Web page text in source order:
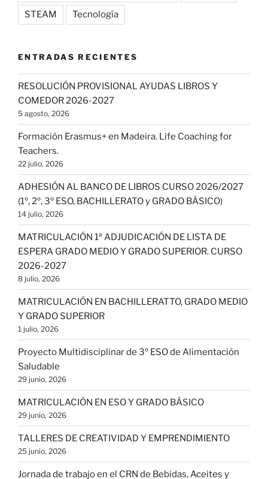
STEAM Tecnología
ENTRADAS RECIENTES
RESOLUCIÓN PROVISIONAL AYUDAS LIBROS Y
COMEDOR 2026-2027
5 agosto, 2026
Formación Erasmus+ en Madeira. Life Coaching for
Teachers.
22 julio, 2026
ADHESIÓN AL BANCO DE LIBROS CURSO 2026/2027
(1º, 2º, 3º ESO, BACHILLERATO y GRADO BÁSICO)
14 julio, 2026
MATRICULACIÓN 1ª ADJUDICACIÓN DE LISTA DE
ESPERA GRADO MEDIO Y GRADO SUPERIOR. CURSO
2026-2027
8 julio, 2026
MATRICULACIÓN EN BACHILLERATTO, GRADO MEDIO
Y GRADO SUPERIOR
1 julio, 2026
Proyecto Multidisciplinar de 3º ESO de Alimentación
Saludable
29 junio, 2026
MATRICULACIÓN EN ESO Y GRADO BÁSICO
29 junio, 2026
TALLERES DE CREATIVIDAD Y EMPRENDIMIENTO
25 junio, 2026
Jornada de trabajo en el CRN de Bebidas, Aceites y